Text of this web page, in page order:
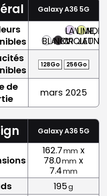
Galaxy A36 5G
BLANC
NOIR
LAVANDE,
VIOLET
LIME,
JAUNE
128Go 256Go
de
mars 2025
Galaxy A36 5G
162.7mm x
78.0mm x
7.4mm
195g